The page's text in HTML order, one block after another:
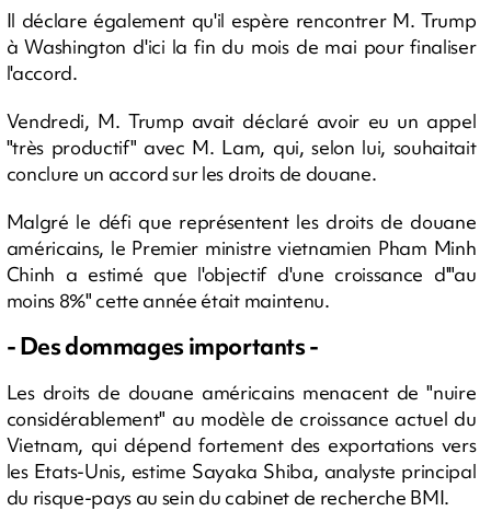
Il déclare également qu'il espère rencontrer M. Trump
à Washington d'ici la fin du mois de mai pour finaliser
l'accord.
Vendredi, M. Trump avait déclaré avoir eu un appel
"très productif" avec M. Lam, qui, selon lui, souhaitait
conclure un accord sur les droits de douane.
Malgré le défi que représentent les droits de douane
américains, le Premier ministre vietnamien Pham Minh
Chinh a estimé que l'objectif d'une croissance d'"au
moins 8%" cette année était maintenu.
- Des dommages importants -
Les droits de douane américains menacent de "nuire
considérablement" au modèle de croissance actuel du
Vietnam, qui dépend fortement des exportations vers
les Etats-Unis, estime Sayaka Shiba, analyste principal
du risque-pays au sein du cabinet de recherche BMI.